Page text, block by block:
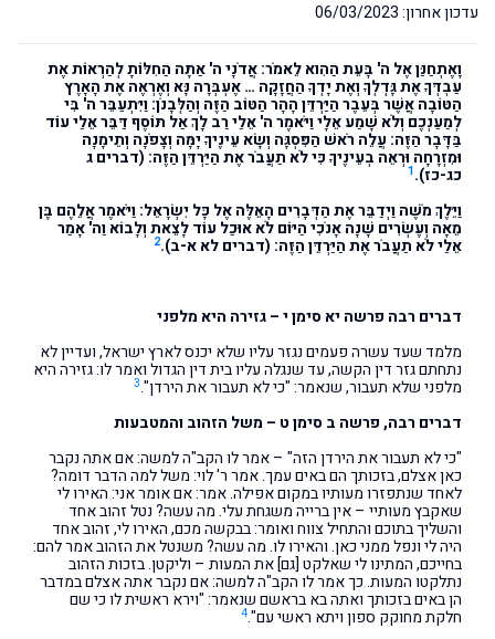
עדכון אחרון: 06/03/2023
וָאֶתְחַנַּן אֶל ה' בָּעֵת הַהִוא לֵאמֹר: אֲדֹנָי ה' אַתָּה הַחִלּוֹתָ לְהַרְאוֹת אֶת
עַבְדְּךָ אֶת גָּדְלְךָ וְאֶת יָדְךָ הַחֲזָקָה … אֶעְבְּרָה נָּא וְאֶרְאֶה אֶת הָאָרֶץ
הַטּוֹבָה אֲשֶׁר בְּעֵבֶר הַיַּרְדֵּן הָהָר הַטּוֹב הַזֶּה וְהַלְּבָנֹן: וַיִּתְעַבֵּר ה' בִּי
לְמַעַנְכֶם וְלֹא שָׁמַע אֵלָי וַיֹּאמֶר ה' אֵלַי רַב לָךְ אַל תּוֹסֶף דַּבֵּר אֵלַי עוֹד
בַּדָּבָר הַזֶּה: עֲלֵה רֹאשׁ הַפִּסְגָּה וְשָׂא עֵינֶיךָ יָמָּה וְצָפֹנָה וְתֵימָנָה
וּמִזְרָחָה וּרְאֵה בְעֵינֶיךָ כִּי לֹא תַעֲבֹר אֶת הַיַּרְדֵּן הַזֶּה: (דברים ג
כג-כז).
1
וַיֵּלֶךְ מֹשֶׁה וַיְדַבֵּר אֶת הַדְּבָרִים הָאֵלֶּה אֶל כָּל יִשְׂרָאֵל: וַיֹּאמֶר אֲלֵהֶם בֶּן
מֵאָה וְעֶשְׂרִים שָׁנָה אָנֹכִי הַיּוֹם לֹא אוּכַל עוֹד לָצֵאת וְלָבוֹא וַה' אָמַר
אֵלַי לֹא תַעֲבֹר אֶת הַיַּרְדֵּן הַזֶּה: (דברים לא א-ב).2
דברים רבה פרשה יא סימן י – גזירה היא מלפני
מלמד שעד עשרה פעמים נגזר עליו שלא יכנס לארץ ישראל, ועדיין לא
נתחתם גזר דין הקשה, עד שנגלה עליו בית דין הגדול ואמר לו: גזירה היא
מלפני שלא תעבור, שנאמר: "כי לא תעבור את הירדן".3
דברים רבה, פרשה ב סימן ט – משל הזהוב והמטבעות
"כי לא תעבור את הירדן הזה" – אמר לו הקב"ה למשה: אם אתה נקבר
כאן אצלם, בזכותך הם באים עמך. אמר ר' לוי: משל למה הדבר דומה?
לאחד שנתפזרו מעותיו במקום אפילה. אמר: אם אומר אני: האירו לי
שאקבץ מעותיי – אין ברייה משגחת עלי. מה עשה? נטל זהוב אחד
והשליך בתוכם והתחיל צווח ואומר: בבקשה מכם, האירו לי, זהוב אחד
היה לי ונפל ממני כאן. והאירו לו. מה עשה? משנטל את הזהוב אמר להם:
בחייכם, המתינו לי שאלקט [גם] את המעות – וליקטן. בזכות הזהוב
נתלקטו המעות. כך אמר לו הקב"ה למשה: אם נקבר אתה אצלם במדבר
הן באים בזכותך ואתה בא בראשם שנאמר: "וירא ראשית לו כי שם
חלקת מחוקק ספון ויתא ראשי עם".4